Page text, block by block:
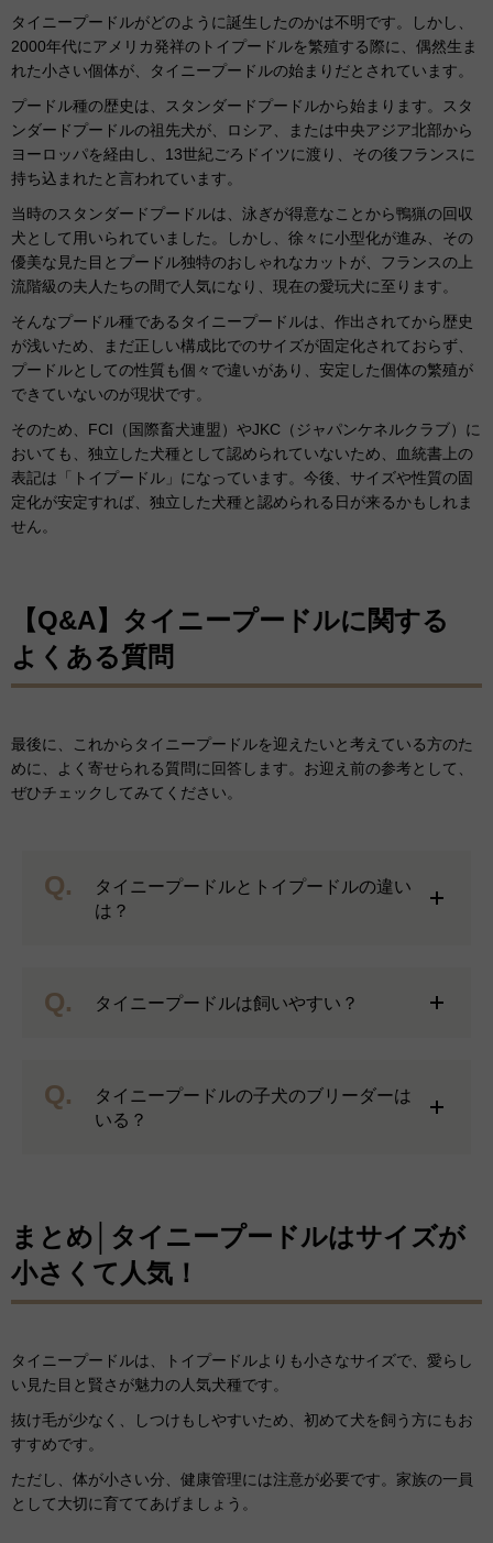
タイニープードルがどのように誕生したのかは不明です。しかし、
2000年代にアメリカ発祥のトイプードルを繁殖する際に、偶然生ま
れた小さい個体が、タイニープードルの始まりだとされています。
プードル種の歴史は、スタンダードプードルから始まります。スタ
ンダードプードルの祖先犬が、ロシア、または中央アジア北部から
ヨーロッパを経由し、13世紀ごろドイツに渡り、その後フランスに
持ち込まれたと言われています。
当時のスタンダードプードルは、泳ぎが得意なことから鴨猟の回収
犬として用いられていました。しかし、徐々に小型化が進み、その
優美な見た目とプードル独特のおしゃれなカットが、フランスの上
流階級の夫人たちの間で人気になり、現在の愛玩犬に至ります。
そんなプードル種であるタイニープードルは、作出されてから歴史
が浅いため、まだ正しい構成比でのサイズが固定化されておらず、
プードルとしての性質も個々で違いがあり、安定した個体の繁殖が
できていないのが現状です。
そのため、FCI（国際畜犬連盟）やJKC（ジャパンケネルクラブ）に
おいても、独立した犬種として認められていないため、血統書上の
表記は「トイプードル」になっています。今後、サイズや性質の固
定化が安定すれば、独立した犬種と認められる日が来るかもしれま
せん。
【Q&A】タイニープードルに関する
よくある質問
最後に、これからタイニープードルを迎えたいと考えている方のた
めに、よく寄せられる質問に回答します。お迎え前の参考として、
ぜひチェックしてみてください。
Q.
タイニープードルとトイプードルの違い
は？
Q. タイニープードルは飼いやすい？
Q.
タイニープードルの子犬のブリーダーは
いる？
まとめ│タイニープードルはサイズが
小さくて人気！
タイニープードルは、トイプードルよりも小さなサイズで、愛らし
い見た目と賢さが魅力の人気犬種です。
抜け毛が少なく、しつけもしやすいため、初めて犬を飼う方にもお
すすめです。
ただし、体が小さい分、健康管理には注意が必要です。家族の一員
として大切に育ててあげましょう。